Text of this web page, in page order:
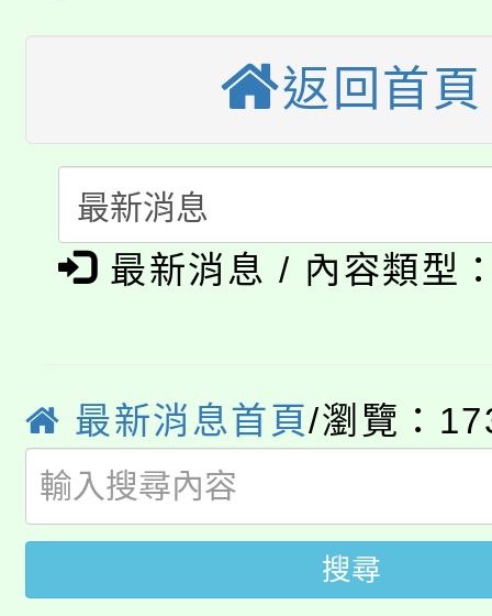
視費優惠，中低收入戶
半價優惠，詳情可洽有
者。
大園自造教育及科技中
份教師增能研習
大溪自造教育及科技
份教師研習
淨零綠生活教案入校路
會
115年食農教育專業人
程
「本色祭」8/29、30在
局官網。
8月14至27日，桃園電
開!
115年桃園市運動會8/
田徑場及游泳池舉行。
桃園市低收入戶享有免
視費優惠，中低收入戶
大園自造教育及科技
返回首頁
最新消息 / 內容類型
最新消息首頁/瀏覽：
搜尋